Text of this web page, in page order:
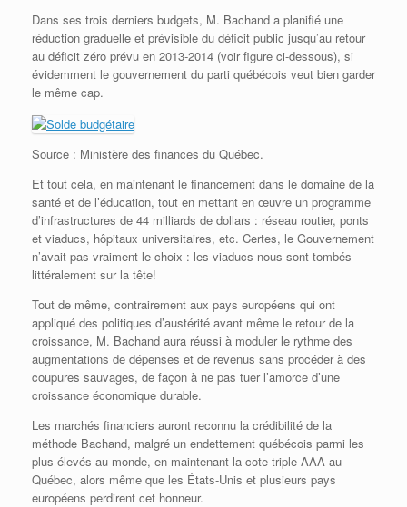
Dans ses trois derniers budgets, M. Bachand a planifié une
réduction graduelle et prévisible du déficit public jusqu’au retour
au déficit zéro prévu en 2013-2014 (voir figure ci-dessous), si
évidemment le gouvernement du parti québécois veut bien garder
le même cap.
Source : Ministère des finances du Québec.
Et tout cela, en maintenant le financement dans le domaine de la
santé et de l’éducation, tout en mettant en œuvre un programme
d’infrastructures de 44 milliards de dollars : réseau routier, ponts
et viaducs, hôpitaux universitaires, etc. Certes, le Gouvernement
n’avait pas vraiment le choix : les viaducs nous sont tombés
littéralement sur la tête!
Tout de même, contrairement aux pays européens qui ont
appliqué des politiques d’austérité avant même le retour de la
croissance, M. Bachand aura réussi à moduler le rythme des
augmentations de dépenses et de revenus sans procéder à des
coupures sauvages, de façon à ne pas tuer l’amorce d’une
croissance économique durable.
Les marchés financiers auront reconnu la crédibilité de la
méthode Bachand, malgré un endettement québécois parmi les
plus élevés au monde, en maintenant la cote triple AAA au
Québec, alors même que les États-Unis et plusieurs pays
européens perdirent cet honneur.